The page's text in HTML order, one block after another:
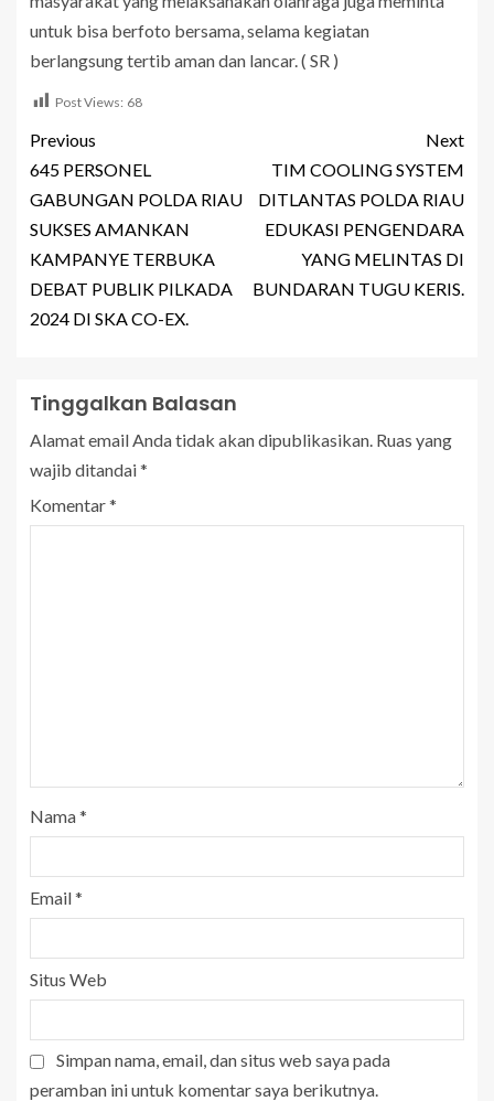
untuk bisa berfoto bersama, selama kegiatan
berlangsung tertib aman dan lancar. ( SR )
Post Views: 68
Previous
645 PERSONEL
GABUNGAN POLDA RIAU
SUKSES AMANKAN
KAMPANYE TERBUKA
DEBAT PUBLIK PILKADA
2024 DI SKA CO-EX.
Next
TIM COOLING SYSTEM
DITLANTAS POLDA RIAU
EDUKASI PENGENDARA
YANG MELINTAS DI
BUNDARAN TUGU KERIS.
Tinggalkan Balasan
Alamat email Anda tidak akan dipublikasikan. Ruas yang
wajib ditandai*
Komentar*
Nama*
Email*
Situs Web
Simpan nama, email, dan situs web saya pada
peramban ini untuk komentar saya berikutnya.